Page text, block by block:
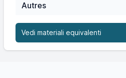
Autres
Vedi materiali equivalenti